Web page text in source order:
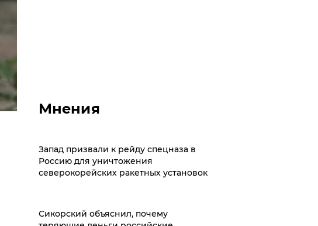
Мнения
Запад призвали к рейду спецназа в
Россию для уничтожения
северокорейских ракетных установок
Сикорский объяснил, почему